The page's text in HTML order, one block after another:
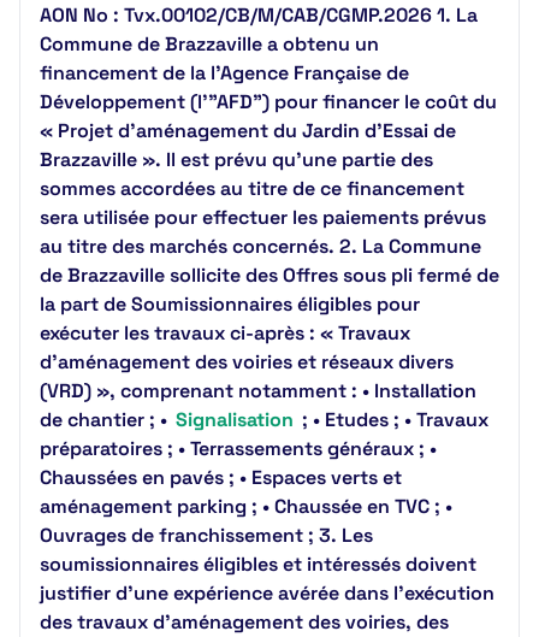
AON No : Tvx.00102/CB/M/CAB/CGMP.2026 1. La
Commune de Brazzaville a obtenu un
financement de la l’Agence Française de
Développement (l'"AFD") pour financer le coût du
« Projet d’aménagement du Jardin d’Essai de
Brazzaville ». Il est prévu qu’une partie des
sommes accordées au titre de ce financement
sera utilisée pour effectuer les paiements prévus
au titre des marchés concernés. 2. La Commune
de Brazzaville sollicite des Offres sous pli fermé de
la part de Soumissionnaires éligibles pour
exécuter les travaux ci-après : « Travaux
d’aménagement des voiries et réseaux divers
(VRD) », comprenant notamment : • Installation
de chantier ; • Signalisation ; • Etudes ; • Travaux
préparatoires ; • Terrassements généraux ; •
Chaussées en pavés ; • Espaces verts et
aménagement parking ; • Chaussée en TVC ; •
Ouvrages de franchissement ; 3. Les
soumissionnaires éligibles et intéressés doivent
justifier d'une expérience avérée dans l'exécution
des travaux d'aménagement des voiries, des